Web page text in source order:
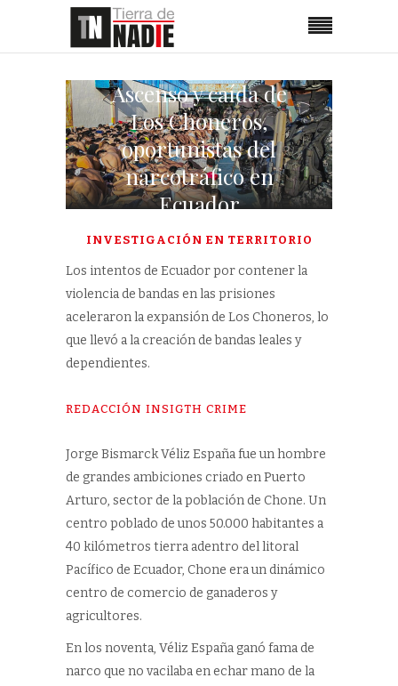
Ascenso y caída de
Los Choneros,
oportunistas del
narcotráfico en
Ecuador
INVESTIGACIÓN EN TERRITORIO
Los intentos de Ecuador por contener la
violencia de bandas en las prisiones
aceleraron la expansión de Los Choneros, lo
que llevó a la creación de bandas leales y
dependientes.
REDACCIÓN INSIGTH CRIME
Jorge Bismarck Véliz España fue un hombre
de grandes ambiciones criado en Puerto
Arturo, sector de la población de Chone. Un
centro poblado de unos 50.000 habitantes a
40 kilómetros tierra adentro del litoral
Pacífico de Ecuador, Chone era un dinámico
centro de comercio de ganaderos y
agricultores.
En los noventa, Véliz España ganó fama de
narco que no vacilaba en echar mano de la